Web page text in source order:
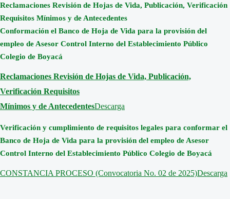
Reclamaciones Revisión de Hojas de Vida, Publicación, Verificación
Requisitos Mínimos y de Antecedentes
Conformación el Banco de Hoja de Vida para la provisión del
empleo de Asesor Control Interno del Establecimiento Público
Colegio de Boyacá
Reclamaciones Revisión de Hojas de Vida, Publicación,
Verificación Requisitos
Mínimos y de AntecedentesDescarga
Verificación y cumplimiento de requisitos legales para conformar el
Banco de Hoja de Vida para la provisión del empleo de Asesor
Control Interno del Establecimiento Público Colegio de Boyacá
CONSTANCIA PROCESO (Convocatoria No. 02 de 2025)Descarga